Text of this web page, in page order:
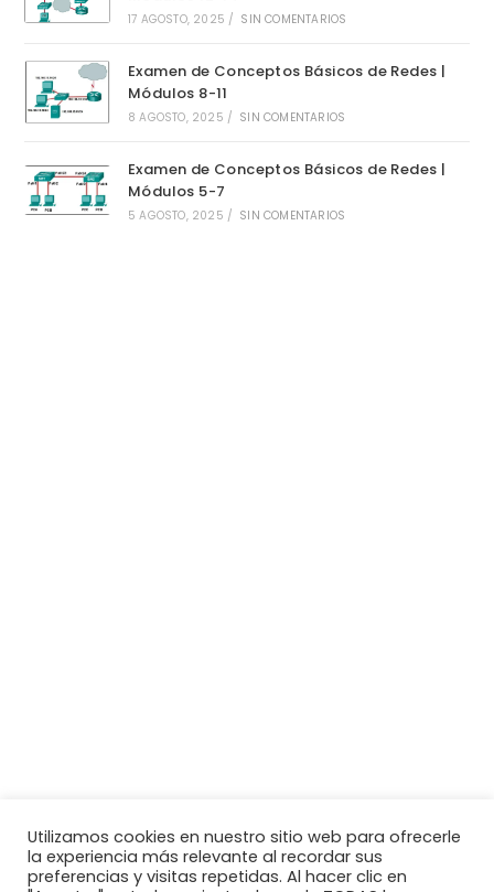
17 AGOSTO, 2025 / SIN COMENTARIOS
Examen de Conceptos Básicos de Redes |
Módulos 8-11
8 AGOSTO, 2025 / SIN COMENTARIOS
Examen de Conceptos Básicos de Redes |
Módulos 5-7
5 AGOSTO, 2025 / SIN COMENTARIOS
Utilizamos cookies en nuestro sitio web para ofrecerle
la experiencia más relevante al recordar sus
preferencias y visitas repetidas. Al hacer clic en